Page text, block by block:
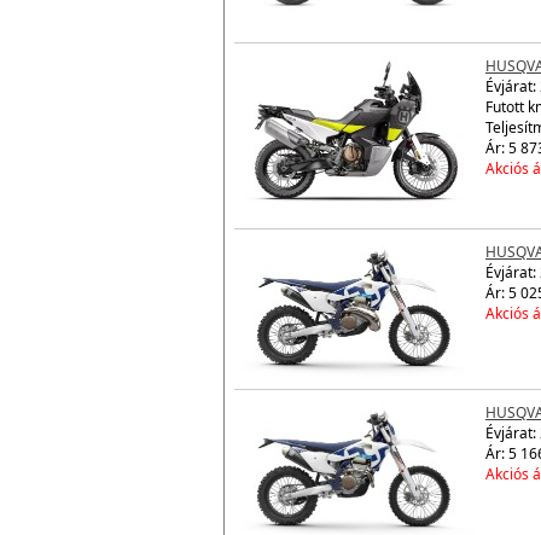
Évjárat:
Futott
Ár: 5
Akciós
Évjárat:
Ár: 5
Akciós
Évjárat:
Ár: 5
Akciós